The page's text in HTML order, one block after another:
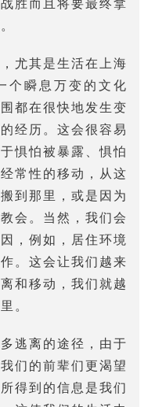
尤其是生活在上海
个瞬息万变的文化
都在很快地发生变
经历。这会很容易
惧怕被暴露、惧怕
常性的移动，从这
到那里，或是因为
会。当然，我们会
，例如，居住环境
。这会让我们越来
和移动，我们就越
。
逃离的途径，由于
们的前辈们更渴望
得到的信息是我们